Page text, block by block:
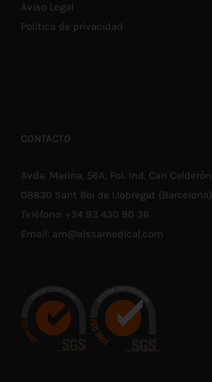
Aviso Legal
Política de privacidad
CONTACTO
Avda. Marina, 56A. Pol. Ind. Can Calderón
08830 Sant Boi de Llobregat (Barcelona)
Teléfono: +34 93 430 90 36
Email: am@alssamedical.com